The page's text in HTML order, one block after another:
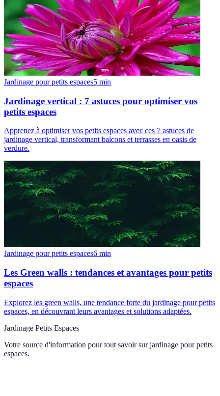
Jardinage pour petits espaces5 min
Jardinage vertical : 7 astuces pour optimiser vos
petits espaces
Apprenez à optimiser vos petits espaces avec ces 7 astuces de
jardinage vertical, transformant balcons et terrasses en oasis de
verdure.
Jardinage pour petits espaces6 min
Les Green walls : tendances et avantages pour petits
espaces
Explorez les green walls, une tendance forte du jardinage pour petits
espaces, en découvrant leurs avantages et solutions adaptées.
Jardinage Petits Espaces
Votre source d'information pour tout savoir sur jardinage pour petits
espaces.